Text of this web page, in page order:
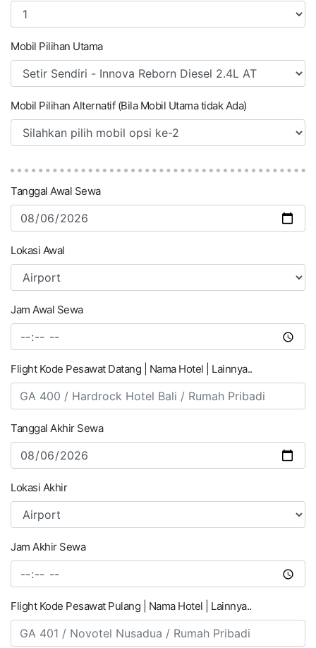
Mobil Pilihan Utama
Mobil Pilihan Alternatif (Bila Mobil Utama tidak Ada)
Tanggal Awal Sewa
Lokasi Awal
Jam Awal Sewa
Flight Kode Pesawat Datang | Nama Hotel | Lainnya..
Tanggal Akhir Sewa
Lokasi Akhir
Jam Akhir Sewa
Flight Kode Pesawat Pulang | Nama Hotel | Lainnya..